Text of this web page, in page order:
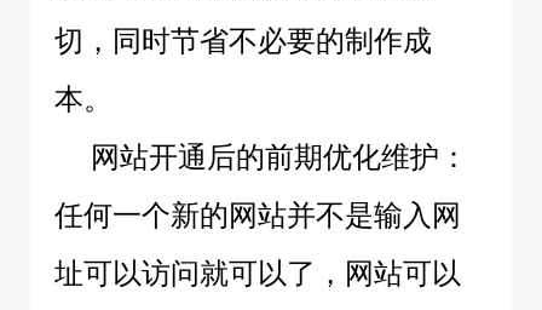
切，同时节省不必要的制作成
本。
网站开通后的前期优化维护：
任何一个新的网站并不是输入网
址可以访问就可以了，网站可以